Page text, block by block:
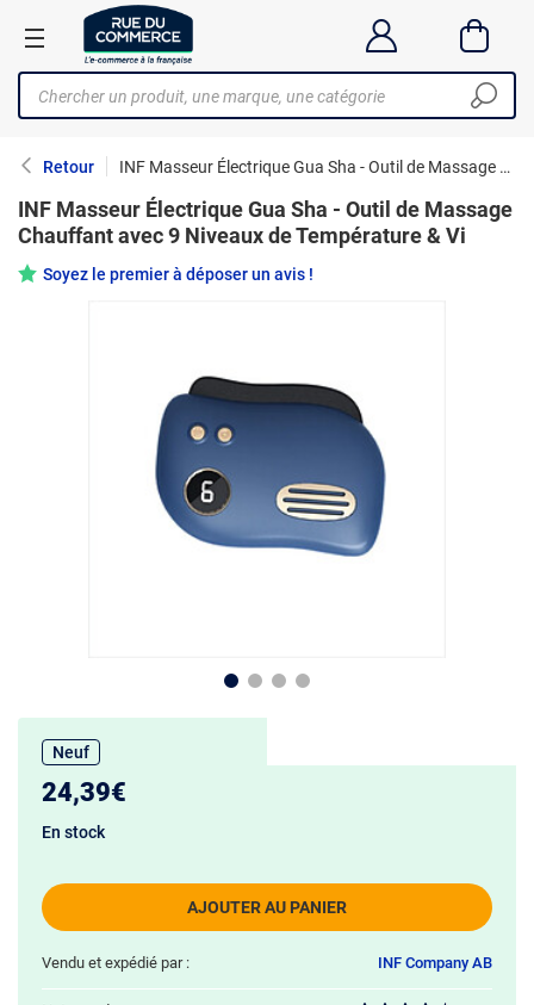
Retour INF Masseur Électrique Gua Sha - Outil de Massage Chauffant avec 9 Niveaux de Température & Vi
INF Masseur Électrique Gua Sha - Outil de Massage
Chauffant avec 9 Niveaux de Température & Vi
Soyez le premier à déposer un avis !
Neuf
24,39€
AJOUTER AU PANIER
En stock
Vendu et expédié par : INF Company AB